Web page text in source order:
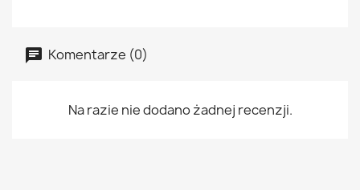
Komentarze (0)
Na razie nie dodano żadnej recenzji.